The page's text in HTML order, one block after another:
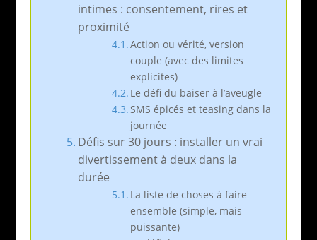
intimes : consentement, rires et
proximité
Action ou vérité, version
couple (avec des limites
explicites)
Le défi du baiser à l’aveugle
SMS épicés et teasing dans la
journée
Défis sur 30 jours : installer un vrai
divertissement à deux dans la
durée
La liste de choses à faire
ensemble (simple, mais
puissante)